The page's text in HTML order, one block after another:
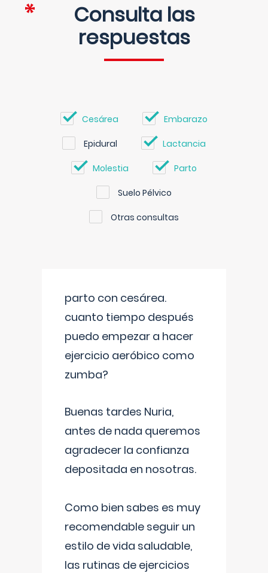
Consulta las
respuestas
Cesárea Embarazo
Epidural Lactancia
Molestia Parto
Suelo Pélvico
Otras consultas
parto con cesárea.
cuanto tiempo después
puedo empezar a hacer
ejercicio aeróbico como
zumba?
Buenas tardes Nuria,
antes de nada queremos
agradecer la confianza
depositada en nosotras.
Como bien sabes es muy
recomendable seguir un
estilo de vida saludable,
las rutinas de ejercicios